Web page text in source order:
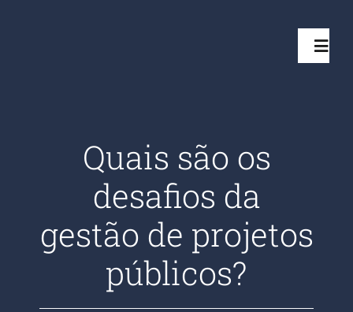
Quais são os
desafios da
gestão de projetos
públicos?